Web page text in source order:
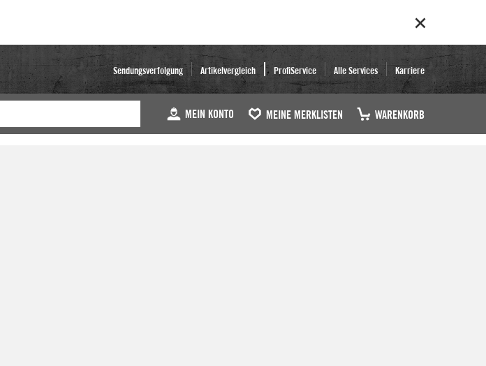
Sendungsverfolgung Artikelvergleich ProfiService Alle Services Karriere
MEIN KONTO MEINE MERKLISTEN WARENKORB